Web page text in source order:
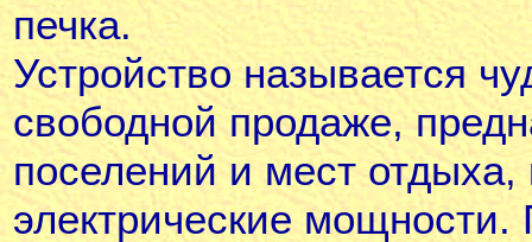
печка.
Устройство называется
свободной продаже,
поселений и мест отдыха,
электрические